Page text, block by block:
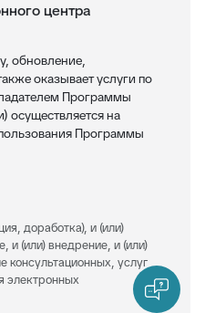
центра
обновление,
оказывает услуги по
Программы
осуществляется на
Программы
доработка), и (или)
и (или) внедрение, и (или)
консультационных, услуг
электронных